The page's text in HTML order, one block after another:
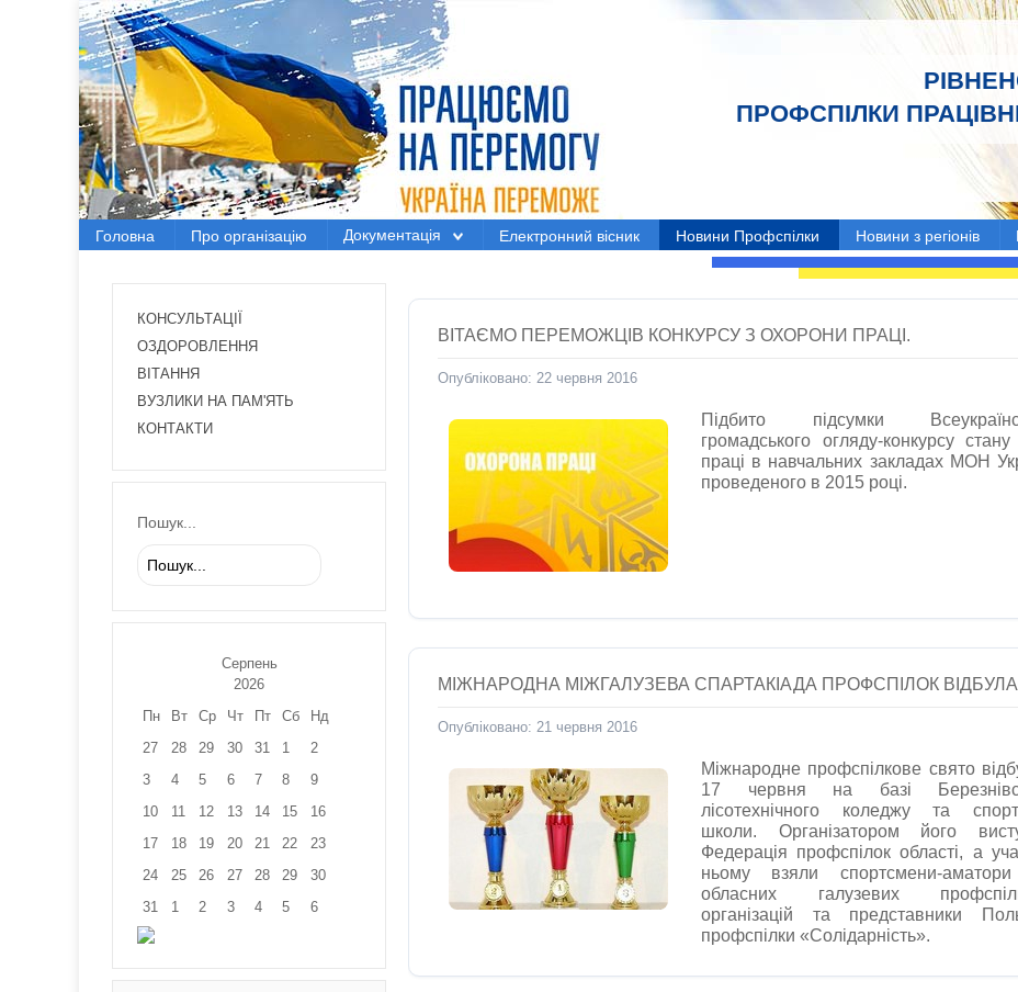
Головна
Про організацію
Документація
Електронний вісник
Новини з регіонів
ПРОФСПІЛКИ
Головна Про організацію Документація Електронний вісник Новини Профспілки Новини з регіонів
ВІТАЄМО ПЕРЕМОЖЦІВ КОНКУРСУ З ОХОРОНИ ПРАЦІ.
Опубліковано: 22 червня 2016
Підбито підсумки
громадського огляду-конкурсу
праці в навчальних закладах МОН
проведеного в 2015 році.
МІЖНАРОДНА МІЖГАЛУЗЕВА СПАРТАКІАДА ПРОФСПІЛОК
Опубліковано: 21 червня 2016
Міжнародне профспілкове свято
17 червня на базі
лісотехнічного коледжу та
школи. Організатором його
Федерація профспілок області, а
ньому взяли спортсмени-аматори
обласних галузевих
організацій та представники
профспілки «Солідарність».
КОНСУЛЬТАЦІЇ
ОЗДОРОВЛЕННЯ
ВІТАННЯ
ВУЗЛИКИ НА ПАМ'ЯТЬ
КОНТАКТИ
Пошук...
Серпень
2026
Пн
Вт Ср Чт Пт Сб
Нд
27
28 29 30 31 1
2
3
4 5 6 7 8
9
10
11 12 13 14 15
16
17
18 19 20 21 22
23
24
25 26 27 28 29
30
31
1 2 3 4 5 6